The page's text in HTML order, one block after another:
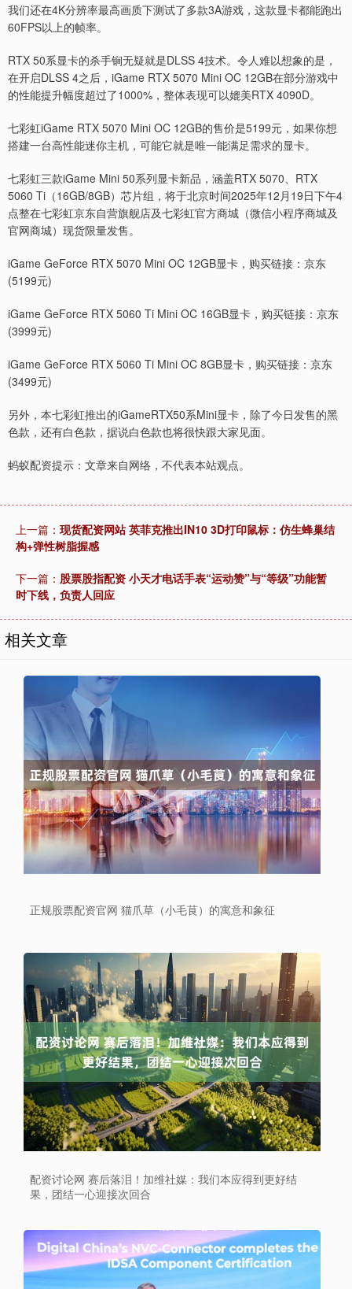
我们还在4K分辨率最高画质下测试了多款3A游戏，这款显卡都能跑出
60FPS以上的帧率。
RTX 50系显卡的杀手锏无疑就是DLSS 4技术。令人难以想象的是，
在开启DLSS 4之后，iGame RTX 5070 Mini OC 12GB在部分游戏中
的性能提升幅度超过了1000%，整体表现可以媲美RTX 4090D。
七彩虹iGame RTX 5070 Mini OC 12GB的售价是5199元，如果你想
搭建一台高性能迷你主机，可能它就是唯一能满足需求的显卡。
七彩虹三款iGame Mini 50系列显卡新品，涵盖RTX 5070、RTX
5060 Ti（16GB/8GB）芯片组，将于北京时间2025年12月19日下午4
点整在七彩虹京东自营旗舰店及七彩虹官方商城（微信小程序商城及
官网商城）现货限量发售。
iGame GeForce RTX 5070 Mini OC 12GB显卡，购买链接：京东
(5199元)
iGame GeForce RTX 5060 Ti Mini OC 16GB显卡，购买链接：京东
(3999元)
iGame GeForce RTX 5060 Ti Mini OC 8GB显卡，购买链接：京东
(3499元)
另外，本七彩虹推出的iGameRTX50系Mini显卡，除了今日发售的黑
色款，还有白色款，据说白色款也将很快跟大家见面。
蚂蚁配资提示：文章来自网络，不代表本站观点。
上一篇： 现货配资网站 英菲克推出IN10 3D打印鼠标：仿生蜂巢结
构+弹性树脂握感
下一篇： 股票股指配资 小天才电话手表“运动赞”与“等级”功能暂
时下线，负责人回应
相关文章
正规股票配资官网 猫爪草（小毛茛）的寓意和象征
配资讨论网 赛后落泪！加维社媒：我们本应得到更好结
果，团结一心迎接次回合